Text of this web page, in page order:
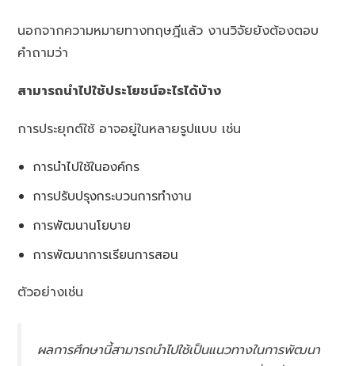
นอกจากความหมายทางทฤษฎีแล้ว งานวิจัยยังต้องตอบ
คำถามว่า
สามารถนำไปใช้ประโยชน์อะไรได้บ้าง
การประยุกต์ใช้ อาจอยู่ในหลายรูปแบบ เช่น
การนำไปใช้ในองค์กร
การปรับปรุงกระบวนการทำงาน
การพัฒนานโยบาย
การพัฒนาการเรียนการสอน
ตัวอย่างเช่น
ผลการศึกษานี้สามารถนำไปใช้เป็นแนวทางในการพัฒนา